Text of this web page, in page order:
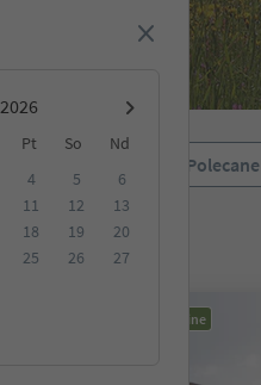
Pt So
Nd
4 5
6
11 12
13
18 19
20
25 26
27
Polecane
Możliwość rezerwacji online